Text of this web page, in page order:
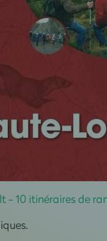
- 10 itinéraires de